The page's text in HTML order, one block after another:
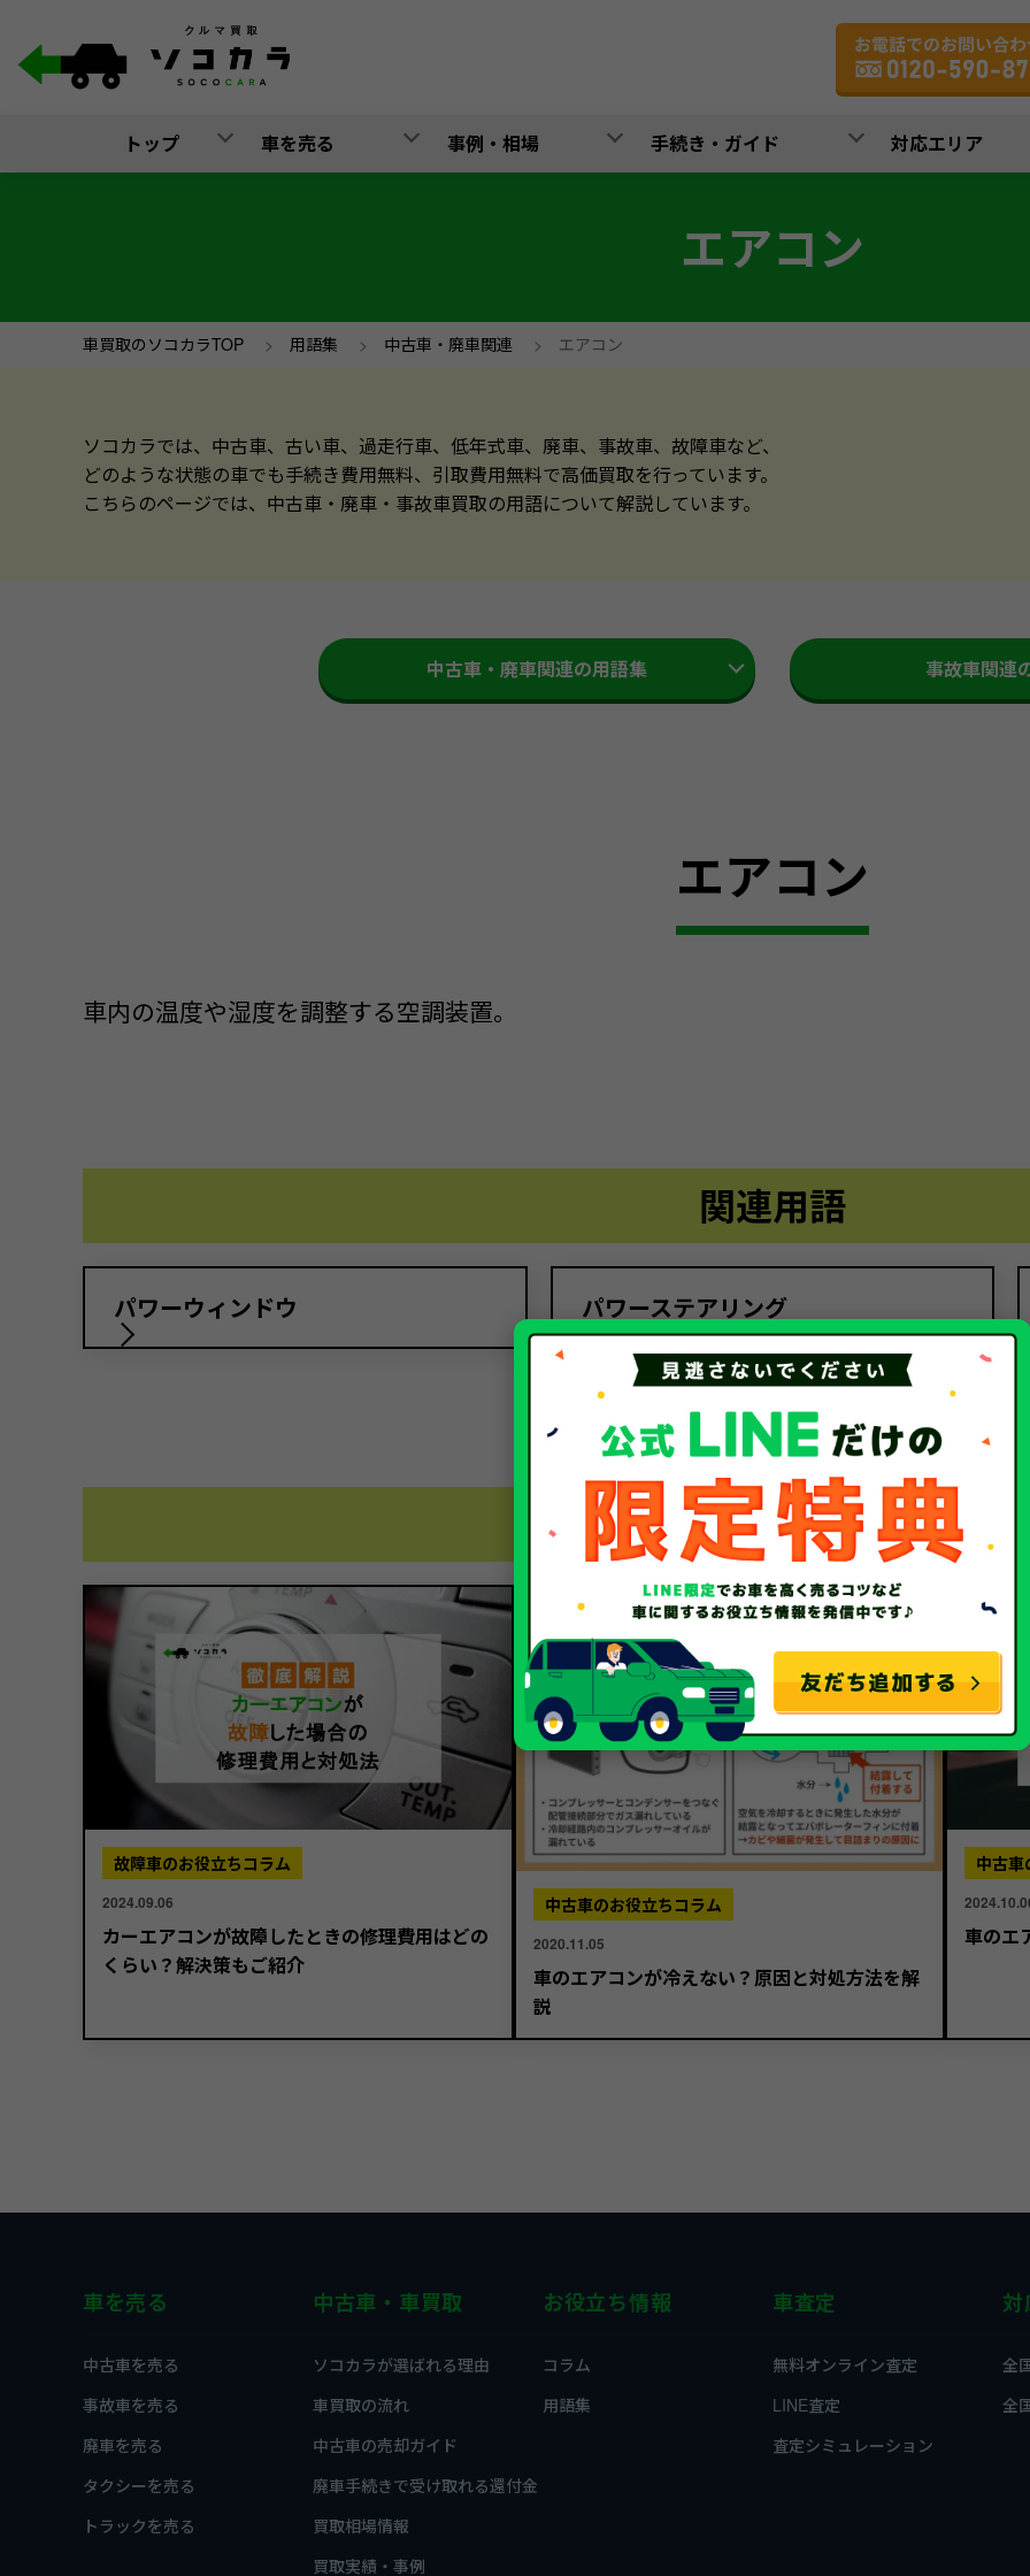
トップ 車を売る 事例・相場 手続き・ガイド 対応エリア
エアコン
車買取のソコカラTOP > 用語集 > 中古車・廃車関連 > エアコン
ソコカラでは、中古車、古い車、過走行車、低年式車、廃車、事故車、故障車など、
どのような状態の車でも手続き費用無料、引取費用無料で高価買取を行っています。
こちらのページでは、中古車・廃車・事故車買取の用語について解説しています。
中古車・廃車関連の用語集 事故車関連
エアコン
車内の温度や湿度を調整する空調装置。
関連用語
パワーウィンドウ パワーステアリング
関連するコラム
故障車のお役立ちコラム
2024.09.06
カーエアコンが故障したときの修理費用はどの
くらい？解決策もご紹介
中古車のお役立ちコラム
2020.11.05
車のエアコンが冷えない？原因と対処方法を解
説
中古車
車のエ
車を売る
中古車を売る
事故車を売る
廃車を売る
タクシーを売る
トラックを売る
中古車・車買取
ソコカラが選ばれる理由
車買取の流れ
中古車の売却ガイド
廃車手続きで受け取れる還付金
買取相場情報
買取実績・事例
お役立ち情報
コラム
用語集
車査定
無料オンライン査定
LINE査定
査定シミュレーション
全
全